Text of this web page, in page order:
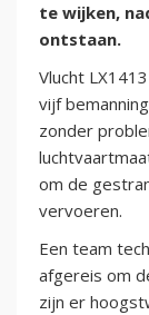
te wijken,
ontstaan.
Vlucht
vijf
zonder
om de
vervoeren.
Een team
afgereis om
zijn er